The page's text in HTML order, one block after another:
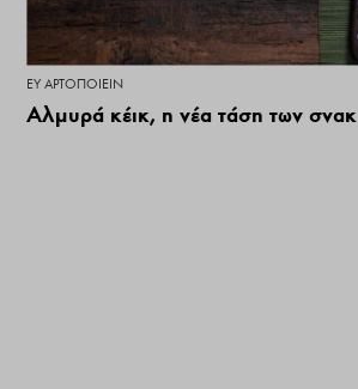
ΕΥ ΑΡΤΟΠΟΙΕΊΝ
Αλμυρά κέικ, η νέα τάση των σνακ